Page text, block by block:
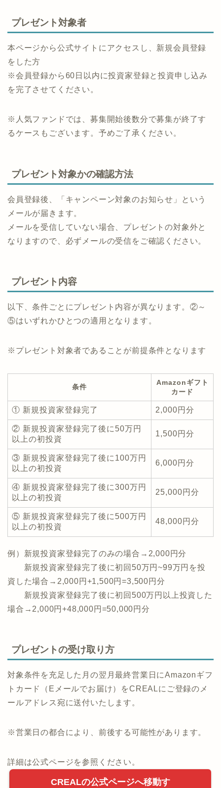
プレゼント対象者
本ページから公式サイトにアクセスし、新規会員登録
をした方
※​​会員登録から60日以内に投資家登録と投資申し込み
を完了させてください。
​​※人気ファンドでは、募集開始後数分で募集が終了す
るケースもございます。予めご了承ください。
プレゼント対象かの確認方法
会員登録後、「キャンペーン対象のお知らせ」という
メールが届きます。
メールを受信していない場合、プレゼントの対象外と
なりますので、必ずメールの受信をご確認ください。
プレゼント内容
以下、条件ごとにプレゼント内容が異なります。②～
⑤はいずれかひとつの適用となります。
※プレゼント対象者であることが前提条件となります
条件
Amazonギフト
カード
① 新規投資家登録完了 2,000円分
② 新規投資家登録完了後に50万円
以上の初投資
1,500円分
③ 新規投資家登録完了後に100万円
以上の初投資
6,000円分
④ 新規投資家登録完了後に300万円
以上の初投資
25,000円分
⑤ 新規投資家登録完了後に500万円
以上の初投資
48,000円分
例）新規投資家登録完了のみの場合→2,000円分
新規投資家登録完了後に初回50万円~99万円を投
資した場合→2,000円+1,500円=3,500円分
新規投資家登録完了後に初回500万円以上投資した
場合→2,000円+48,000円=50,000円分
プレゼントの受け取り方
対象条件を充足した月の翌月最終営業日にAmazonギフ
トカード（Eメールでお届け）をCREALにご登録のメ
ールアドレス宛に送付いたします。
※営業日の都合により、前後する可能性があります。
詳細は公式ページを参照ください。
CREALの公式ページへ移動す